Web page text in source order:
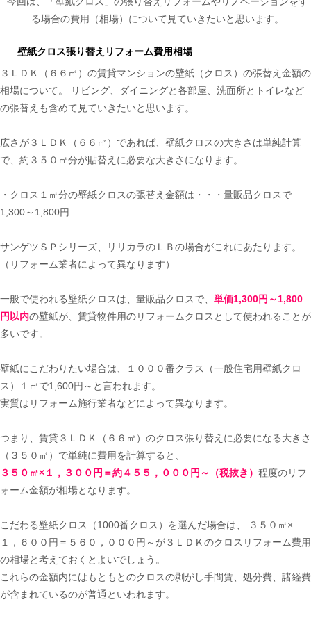
る場合の費用（相場）について見ていきたいと思います。
壁紙クロス張り替えリフォーム費用相場
３ＬＤＫ（６６㎡）の賃貸マンションの壁紙（クロス）の張替え金額の
相場について。 リビング、ダイニングと各部屋、洗面所とトイレなど
の張替えも含めて見ていきたいと思います。
広さが３ＬＤＫ（６６㎡）であれば、壁紙クロスの大きさは単純計算
で、約３５０㎡分が貼替えに必要な大きさになります。
・クロス１㎡分の壁紙クロスの張替え金額は・・・量販品クロスで
1,300～1,800円
サンゲツＳＰシリーズ、リリカラのＬＢの場合がこれにあたります。
（リフォーム業者によって異なります）
一般で使われる壁紙クロスは、量販品クロスで、 単価1,300円～1,800
円以内の壁紙が、賃貸物件用のリフォームクロスとして使われることが
多いです。
壁紙にこだわりたい場合は、１０００番クラス（一般住宅用壁紙クロ
ス）１㎡で1,600円～と言われます。
実質はリフォーム施行業者などによって異なります。
つまり、賃貸３ＬＤＫ（６６㎡）のクロス張り替えに必要になる大きさ
（３５０㎡）で単純に費用を計算すると、
３５０㎡×１，３００円＝約４５５，０００円～（税抜き） 程度のリフ
ォーム金額が相場となります。
こだわる壁紙クロス（1000番クロス）を選んだ場合は、 ３５０㎡×
１，６００円＝５６０，０００円～が３ＬＤＫのクロスリフォーム費用
の相場と考えておくとよいでしょう。
これらの金額内にはもともとのクロスの剥がし手間賃、処分費、諸経費
が含まれているのが普通といわれます。